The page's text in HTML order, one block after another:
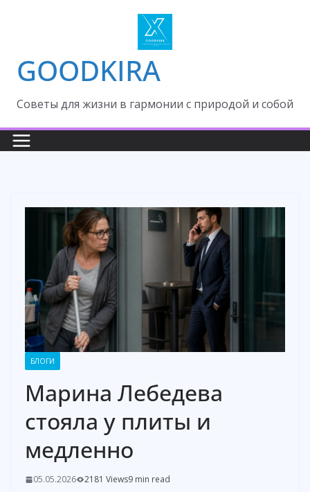
GOODKIRA
Cоветы для жизни в гармонии с природой и собой
БЛОГИ
Марина Лебедева
стояла у плиты и
медленно
05.05.2026 2181 Views9 min read